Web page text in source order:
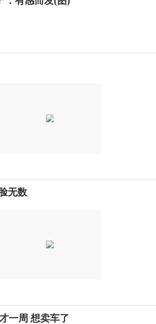
无数
一周 想卖车了